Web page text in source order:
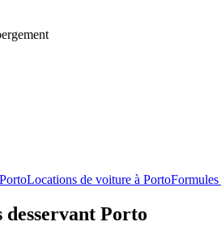
Locations de voiture à PortoFormules
desservant Porto